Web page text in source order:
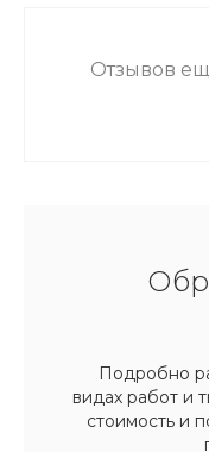
Отзывов
Подробно
видах работ и
стоимость и